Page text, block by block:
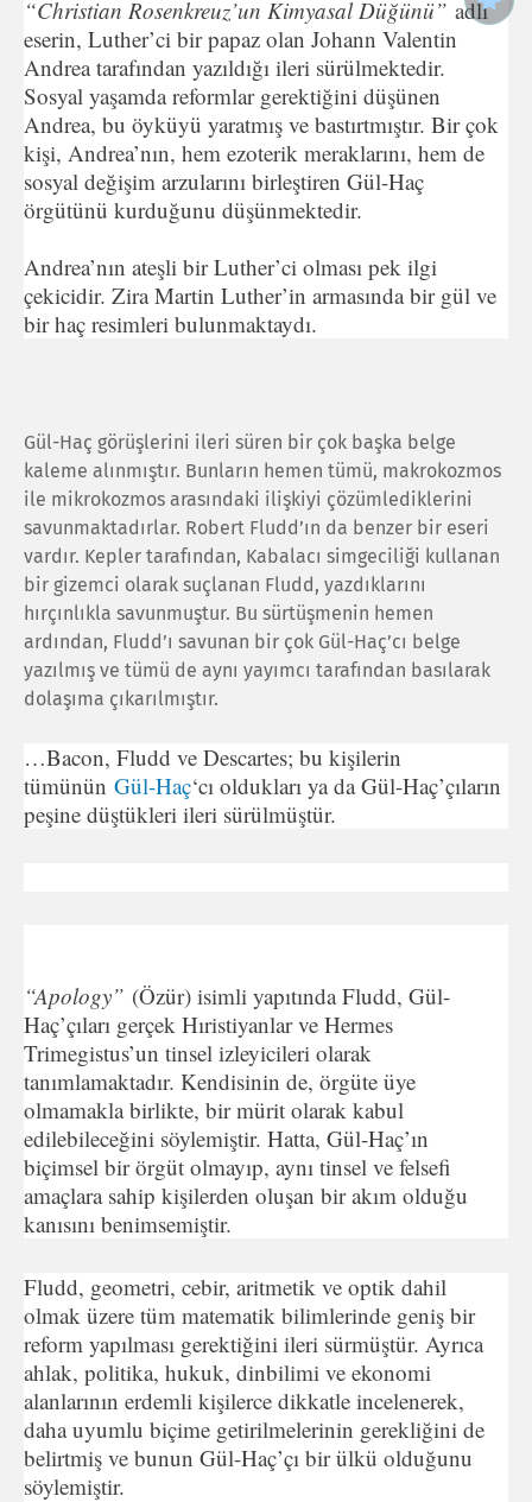
“Christian Rosenkreuz’un Kimyasal Düğünü” adlı
eserin, Luther’ci bir papaz olan Johann Valentin
Andrea tarafından yazıldığı ileri sürülmektedir.
Sosyal yaşamda reformlar gerektiğini düşünen
Andrea, bu öyküyü yaratmış ve bastırtmıştır. Bir çok
kişi, Andrea’nın, hem ezoterik meraklarını, hem de
sosyal değişim arzularını birleştiren Gül-Haç
örgütünü kurduğunu düşünmektedir.
Andrea’nın ateşli bir Luther’ci olması pek ilgi
çekicidir. Zira Martin Luther’in armasında bir gül ve
bir haç resimleri bulunmaktaydı.
Gül-Haç görüşlerini ileri süren bir çok başka belge
kaleme alınmıştır. Bunların hemen tümü, makrokozmos
ile mikrokozmos arasındaki ilişkiyi çözümlediklerini
savunmaktadırlar. Robert Fludd’ın da benzer bir eseri
vardır. Kepler tarafından, Kabalacı simgeciliği kullanan
bir gizemci olarak suçlanan Fludd, yazdıklarını
hırçınlıkla savunmuştur. Bu sürtüşmenin hemen
ardından, Fludd’ı savunan bir çok Gül-Haç’cı belge
yazılmış ve tümü de aynı yayımcı tarafından basılarak
dolaşıma çıkarılmıştır.
…Bacon, Fludd ve Descartes; bu kişilerin
tümünün Gül-Haç‘cı oldukları ya da Gül-Haç’çıların
peşine düştükleri ileri sürülmüştür.
“Apology” (Özür) isimli yapıtında Fludd, Gül-
Haç’çıları gerçek Hıristiyanlar ve Hermes
Trimegistus’un tinsel izleyicileri olarak
tanımlamaktadır. Kendisinin de, örgüte üye
olmamakla birlikte, bir mürit olarak kabul
edilebileceğini söylemiştir. Hatta, Gül-Haç’ın
biçimsel bir örgüt olmayıp, aynı tinsel ve felsefi
amaçlara sahip kişilerden oluşan bir akım olduğu
kanısını benimsemiştir.
Fludd, geometri, cebir, aritmetik ve optik dahil
olmak üzere tüm matematik bilimlerinde geniş bir
reform yapılması gerektiğini ileri sürmüştür. Ayrıca
ahlak, politika, hukuk, dinbilimi ve ekonomi
alanlarının erdemli kişilerce dikkatle incelenerek,
daha uyumlu biçime getirilmelerinin gerekliğini de
belirtmiş ve bunun Gül-Haç’çı bir ülkü olduğunu
söylemiştir.